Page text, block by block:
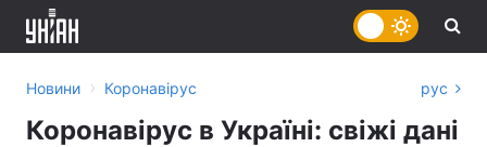
Новини › Коронавірус рус
Коронавірус в Україні: свіжі дані